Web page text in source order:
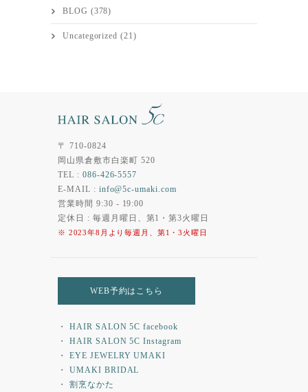
BLOG (378)
Uncategorized (21)
〒 710-0824
岡山県倉敷市白楽町 520
TEL : 086-426-5557
E-MAIL : info@5c-umaki.com
営業時間 9:30 - 19:00
定休日 : 毎週月曜日、第1・第3火曜日
※ 2023年8月より毎週月、第1・3火曜日
WEB予約はこちら
・ HAIR SALON 5C facebook
・ HAIR SALON 5C Instagram
・ EYE JEWELRY UMAKI
・ UMAKI BRIDAL
・ 割烹なかた